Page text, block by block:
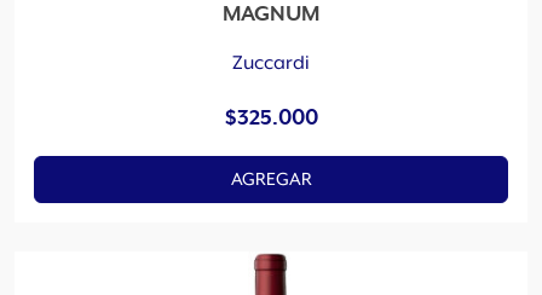
MAGNUM
Zuccardi
$325.000
AGREGAR